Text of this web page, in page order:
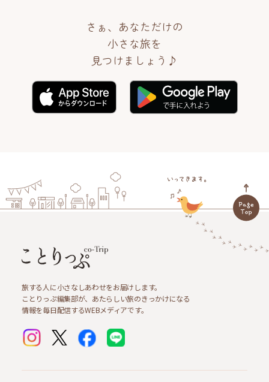
さぁ、あなただけの
小さな旅を
見つけましょう♪
旅する人に小さなしあわせをお届けします。
ことりっぷ編集部が、あたらしい旅のきっかけになる
情報を毎日配信するWEBメディアです。